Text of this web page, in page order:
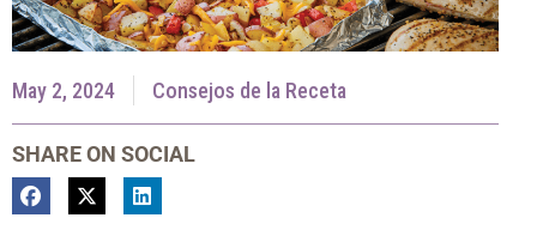
May 2, 2024 Consejos de la Receta
SHARE ON SOCIAL